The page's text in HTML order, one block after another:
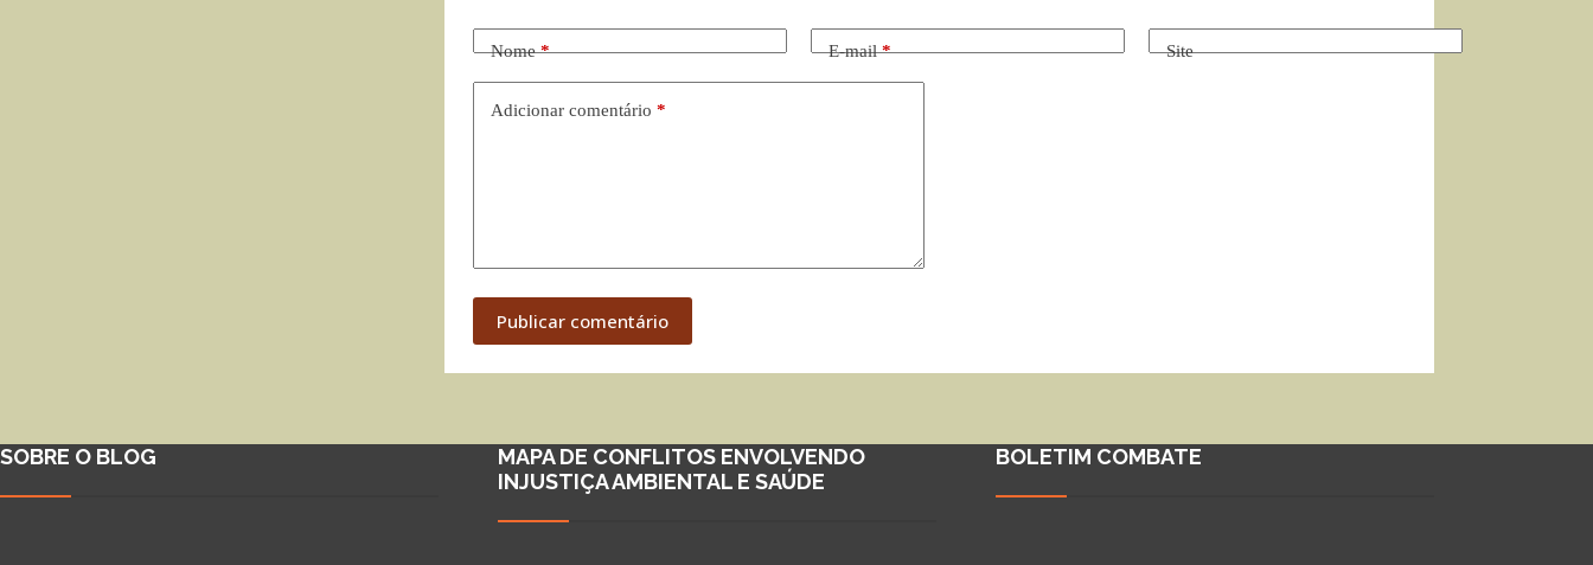
Nome* E-mail* Site
Adicionar comentário *
Publicar comentário
SOBRE O BLOG
MAPA DE CONFLITOS ENVOLVENDO
INJUSTIÇA AMBIENTAL E SAÚDE
BOLETIM COMBATE